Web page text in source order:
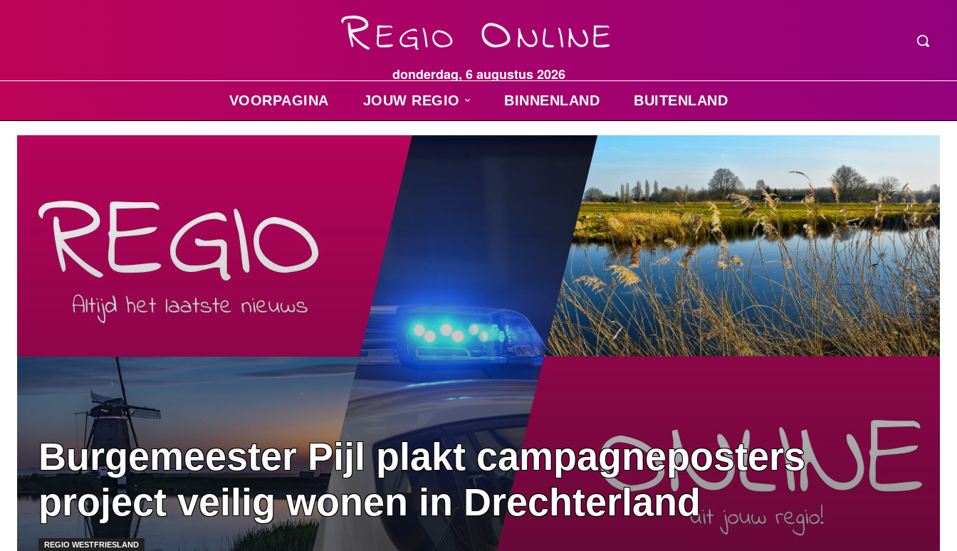
donderdag, 6 augustus 2026
VOORPAGINA JOUW REGIO BINNENLAND BUITENLAND
Burgemeester Pijl plakt campagneposters
project veilig wonen in Drechterland
REGIO WESTFRIESLAND